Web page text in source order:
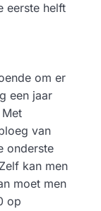
eerste helft
om er
een jaar
van
onderste
kan men
moet men
op